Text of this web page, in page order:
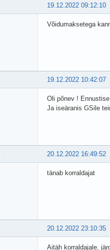
19.12.2022 09:12:10
Võidumaksetega
19.12.2022 10:42:07
Oli põnev !
Ja iseäranis GSile
20.12.2022 16:49:52
tänab korraldajat
20.12.2022 23:10:35
Aitäh korraldajale,